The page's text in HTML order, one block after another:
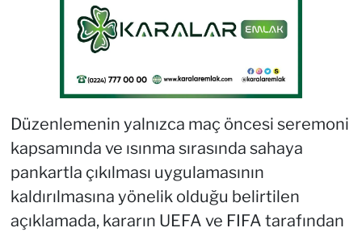
Düzenlemenin yalnızca maç öncesi seremoni
kapsamında ve ısınma sırasında sahaya
pankartla çıkılması uygulamasının
kaldırılmasına yönelik olduğu belirtilen
açıklamada, kararın UEFA ve FIFA tarafından